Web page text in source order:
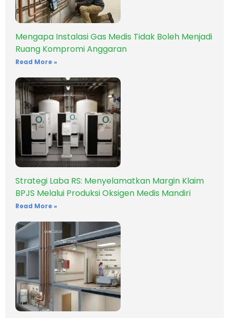
Mengapa Instalasi Gas Medis Tidak Boleh Menjadi
Ruang Kompromi Anggaran
Read More »
Strategi Laba RS: Menyelamatkan Margin Klaim
BPJS Melalui Produksi Oksigen Medis Mandiri
Read More »